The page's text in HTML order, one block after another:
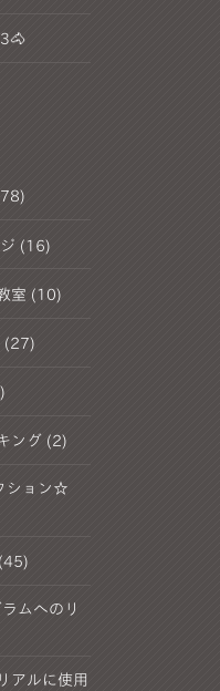
(16)
室 (10)
(27)
ング (2)
ション☆
ムへのリ
アルに使用